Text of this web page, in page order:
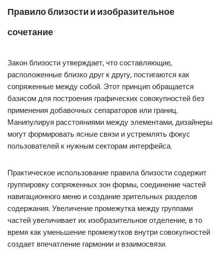
Правило близости и изобразительное
сочетание
Закон близости утверждает, что составляющие,
расположенные близко друг к другу, постигаются как
сопряженные между собой. Этот принцип обращается
базисом для построения графических совокупностей без
применения добавочных сепараторов или границ.
Манипулируя расстояниями между элементами, дизайнеры
могут формировать ясные связи и устремлять фокус
пользователей к нужным секторам интерфейса.
Практическое использование правила близости содержит
группировку сопряженных зон формы, соединение частей
навигационного меню и создание зрительных разделов
содержания. Увеличение промежутка между группами
частей увеличивает их изобразительное отделение, в то
время как уменьшение промежутков внутри совокупностей
создает впечатление гармонии и взаимосвязи.